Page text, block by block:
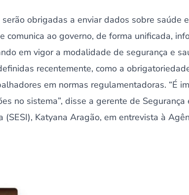
obrigadas a enviar dados sobre saúde
comunica ao governo, de forma unificada,
em vigor a modalidade de segurança e
recentemente, como a
em normas regulamentadoras. “É
no sistema”, disse a gerente de Segurança
Katyana Aragão, em entrevista à